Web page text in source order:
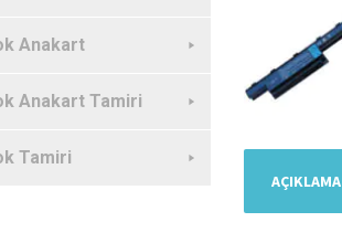
AÇIKLAMA
Anakart
Anakart Tamiri
Tamiri